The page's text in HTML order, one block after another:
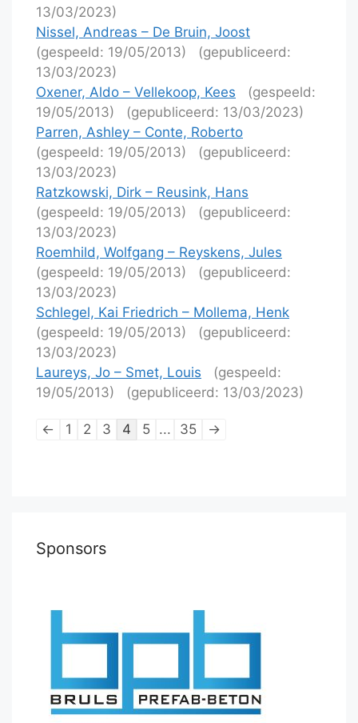
13/03/2023)
Nissel, Andreas – De Bruin, Joost
(gespeeld: 19/05/2013)
(gepubliceerd:
13/03/2023)
Oxener, Aldo – Vellekoop, Kees
(gespeeld:
19/05/2013)
(gepubliceerd: 13/03/2023)
Parren, Ashley – Conte, Roberto
(gespeeld: 19/05/2013)
(gepubliceerd:
13/03/2023)
Ratzkowski, Dirk – Reusink, Hans
(gespeeld: 19/05/2013)
(gepubliceerd:
13/03/2023)
Roemhild, Wolfgang – Reyskens, Jules
(gespeeld: 19/05/2013)
(gepubliceerd:
13/03/2023)
Schlegel, Kai Friedrich – Mollema, Henk
(gespeeld: 19/05/2013)
(gepubliceerd:
13/03/2023)
Laureys, Jo – Smet, Louis
(gespeeld:
19/05/2013)
(gepubliceerd: 13/03/2023)
Lijstnavigatie
← 1 2 3 4 5 ... 35 →
Sponsors